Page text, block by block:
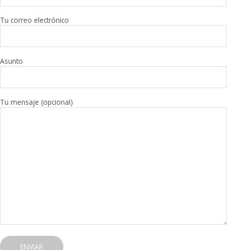
Tu correo electrónico
Asunto
Tu mensaje (opcional)